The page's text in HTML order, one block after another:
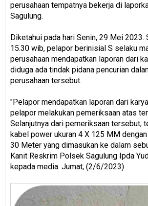
perusahaan tempatnya bekerja di
Sagulung.
Diketahui pada hari Senin, 29 Mei 2023.
15.30 wib, pelapor berinisial S selaku
perusahaan mendapatkan laporan dari
diduga ada tindak pidana pencurian
perusahaan tersebut.
"Pelapor mendapatkan laporan dari
pelapor melakukan pemeriksaan atas
Selanjutnya dari pemeriksaan tersebut,
kabel power ukuran 4 X 125 MM
30 Meter yang dimasukan ke dalam
Kanit Reskrim Polsek Sagulung Ipda
kepada media. Jumat, (2/6/2023)